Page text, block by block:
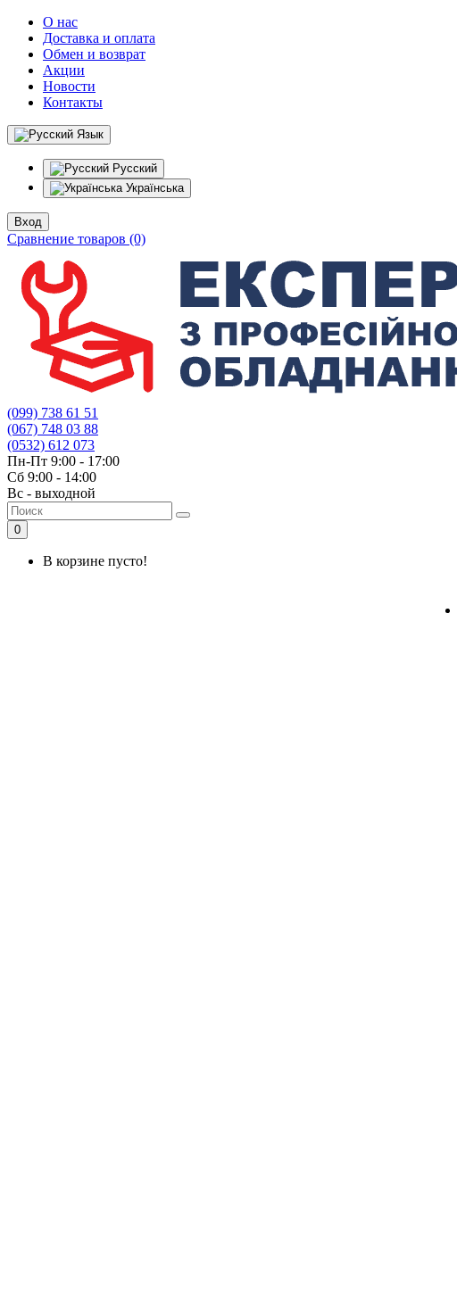
О нас
Доставка и оплата
Обмен и возврат
Акции
Новости
Контакты
Язык
Русский
Українська
Вход
Сравнение товаров (0)
(099) 738 61 51
(067) 748 03 88
(0532) 612 073
Пн-Пт 9:00 - 17:00
Сб 9:00 - 14:00
Вс - выходной
0
В корзине пусто!